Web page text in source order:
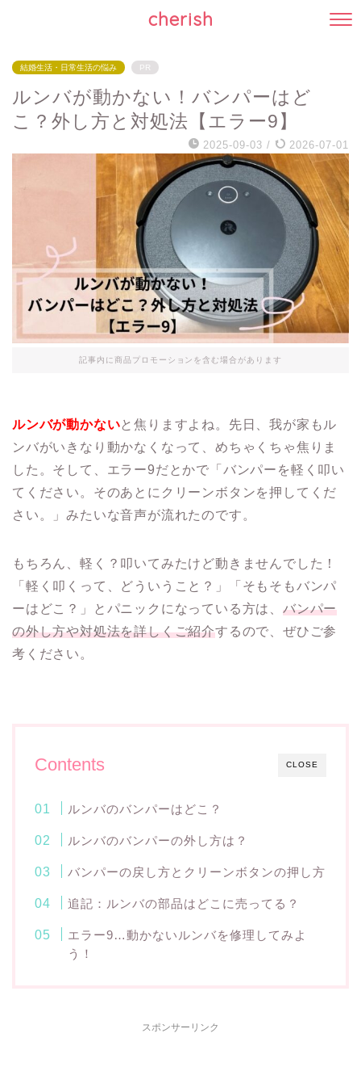
cherish
結婚生活・日常生活の悩み PR
ルンバが動かない！バンパーはど
こ？外し方と対処法【エラー9】
2025-09-03 / 2026-07-01
記事内に商品プロモーションを含む場合があります
ルンバが動かないと焦りますよね。先日、我が家もル
ンバがいきなり動かなくなって、めちゃくちゃ焦りま
した。そして、エラー9だとかで「バンパーを軽く叩い
てください。そのあとにクリーンボタンを押してくだ
さい。」みたいな音声が流れたのです。
もちろん、軽く？叩いてみたけど動きませんでした！
「軽く叩くって、どういうこと？」「そもそもバンパ
ーはどこ？」とパニックになっている方は、 バンパー
の外し方や対処法を詳しくご紹介するので、ぜひご参
考ください。
CLOSE
Contents
ルンバのバンパーはどこ？
ルンバのバンパーの外し方は？
バンパーの戻し方とクリーンボタンの押し方
追記：ルンバの部品はどこに売ってる？
エラー9…動かないルンバを修理してみよ
う！
スポンサーリンク